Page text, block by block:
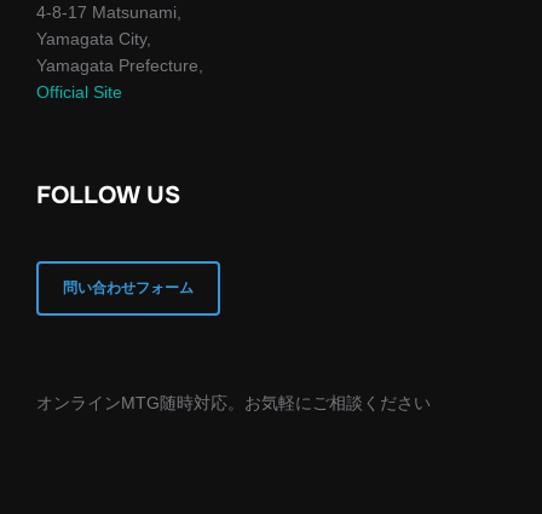
4-8-17 Matsunami,
Yamagata City,
Yamagata Prefecture,
Official Site
FOLLOW US
問い合わせフォーム
オンラインMTG随時対応。お気軽にご相談ください